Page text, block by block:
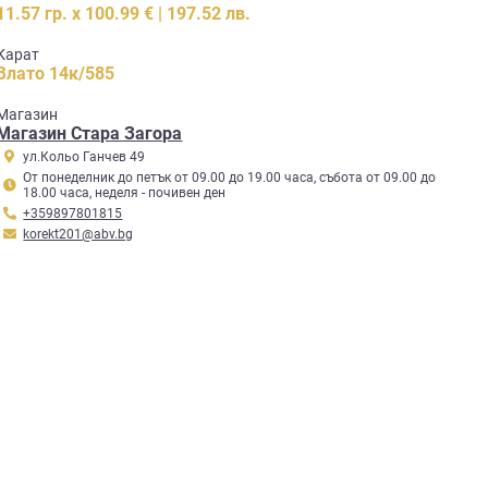
гр. x 100.99 € | 197.52 лв.
14к/585
Стара Загора
ул.Кольо Ганчев 49
От понеделник до петък от 09.00 до 19.00 часа, събота от 09.00 до
18.00 часа, неделя - почивен ден
+359897801815
korekt201@abv.bg